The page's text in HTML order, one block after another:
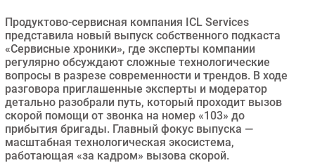
Гаджеты
Здоровье
РАЗДЕЛЫ
Новости
Аналитика
Интервью
Продуктово-сервисная компания ICL Services
представила новый выпуск собственного подкаста
«Сервисные хроники», где эксперты компании
регулярно обсуждают сложные технологические
вопросы в разрезе современности и трендов. В ходе
разговора приглашенные эксперты и модератор
детально разобрали путь, который проходит вызов
скорой помощи от звонка на номер «103» до
прибытия бригады. Главный фокус выпуска —
масштабная технологическая экосистема,
работающая «за кадром» вызова скорой.